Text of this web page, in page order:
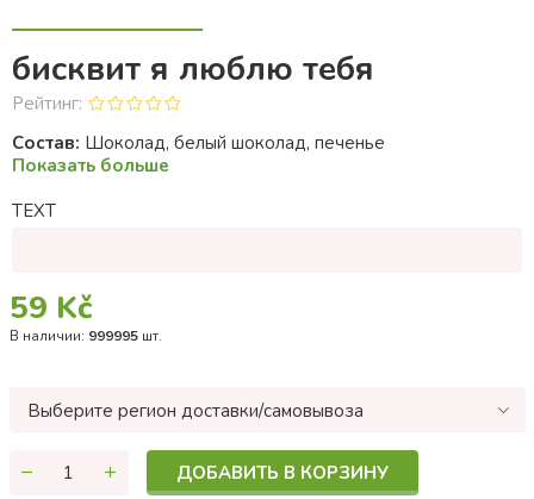
бисквит я люблю тебя
Рейтинг:
Состав: Шоколад, белый шоколад, печенье
Показать больше
TEXT
59 Kč
В наличии: 999995шт.
Выберите регион доставки/самовывоза
ДОБАВИТЬ В КОРЗИНУ